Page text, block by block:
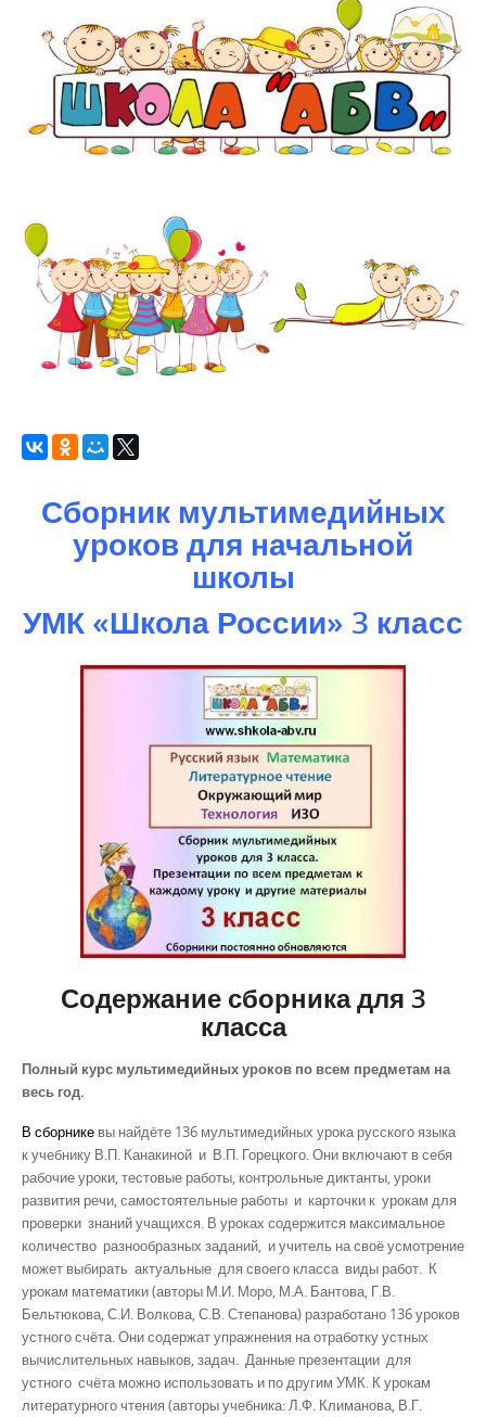
Сборник мультимедийных
уроков для начальной
школы
УМК «Школа России» 3 класс
Содержание сборника для 3
класса
Полный курс мультимедийных уроков по всем предметам на
весь год.
В сборнике вы найдёте 136 мультимедийных урока русского языка
к учебнику В.П. Канакиной и В.П. Горецкого.Они включают в себя
рабочие уроки, тестовые работы, контрольные диктанты, уроки
развития речи, самостоятельные работы и карточки к урокам для
проверки знаний учащихся. В уроках содержится максимальное
количество разнообразных заданий, и учитель на своё усмотрение
может выбирать актуальные для своего класса виды работ. К
урокам математики (авторы М.И. Моро, М.А. Бантова, Г.В.
Бельтюкова, С.И. Волкова, С.В. Степанова) разработано 136 уроков
устного счёта. Они содержат упражнения на отработку устных
вычислительных навыков, задач. Данные презентации для
устного счёта можно использовать и по другим УМК. К урокам
литературного чтения (авторы учебника: Л.Ф. Климанова, В.Г.